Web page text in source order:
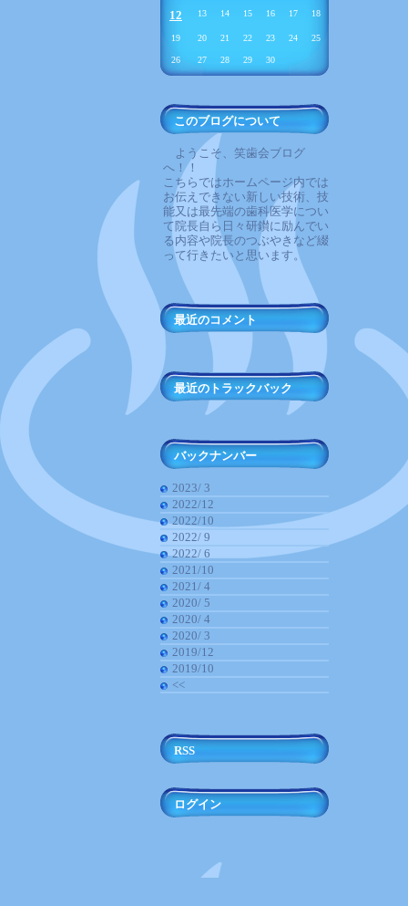
12 13 14 15 16 17 18
19 20 21 22 23 24 25
26 27 28 29 30
このブログについて
ようこそ、笑歯会ブログ
へ！！
こちらではホームページ内では
お伝えできない新しい技術、技
能又は最先端の歯科医学につい
て院長自ら日々研鑚に励んでい
る内容や院長のつぶやきなど綴
って行きたいと思います。
最近のコメント
最近のトラックバック
バックナンバー
2023/ 3
2022/12
2022/10
2022/ 9
2022/ 6
2021/10
2021/ 4
2020/ 5
2020/ 4
2020/ 3
2019/12
2019/10
<<
RSS
ログイン